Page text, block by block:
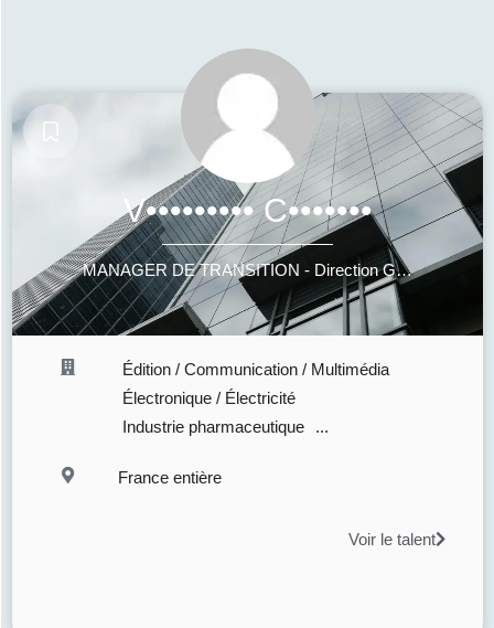
V••••••••• C•••••••
MANAGER DE TRANSITION - Direction Générale • Secrétariat Général • Direction de la Communication Fédérations • Institutions publiques & parapubliques • Organisations à mission
Édition / Communication / Multimédia
Électronique / Électricité
Industrie pharmaceutique
...
France entière
Voir le talent